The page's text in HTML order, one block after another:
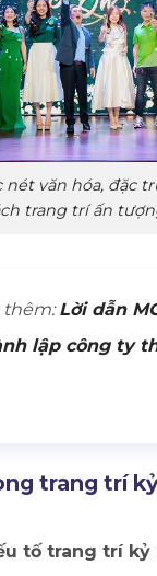
nét văn hóa, đặc
trang trí ấn
thêm: Lời dẫn
lập công ty
trang trí
tố trang trí kỷ